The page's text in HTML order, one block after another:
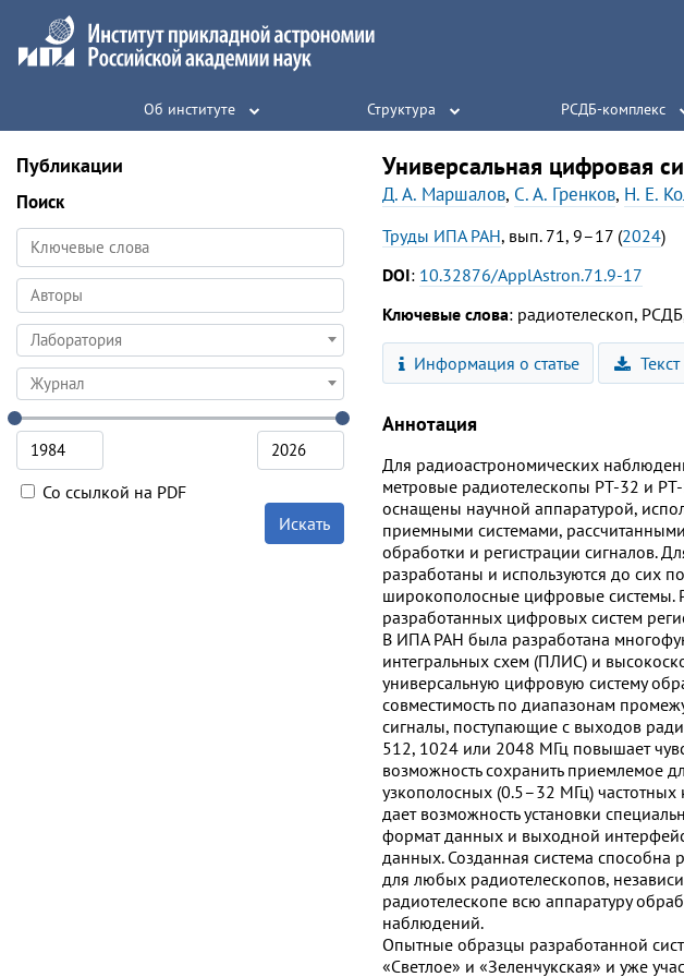
Об институте Структура РСДБ-комплекс
Публикации
Поиск
Лаборатория
Журнал
Со ссылкой на PDF
Искать
Универсальная цифровая
Д. А. Маршалов, С. А. Гренков, Н. Е.
Труды ИПА РАН, вып. 71, 9–17 (2024)
DOI: 10.32876/ApplAstron.71.9-17
Ключевые слова: радиотелескоп,
Информация о статье Текст
Аннотация
Для радиоастрономических
метровые радиотелескопы РТ-32 и
оснащены научной аппаратурой,
приемными системами,
обработки и регистрации сигналов.
разработаны и используются до сих
широкополосные цифровые системы.
разработанных цифровых систем
В ИПА РАН была разработана
интегральных схем (ПЛИС) и
универсальную цифровую систему
совместимость по диапазонам
сигналы, поступающие с выходов
512, 1024 или 2048 МГц повышает
возможность сохранить приемлемое
узкополосных (0.5–32 МГц)
дает возможность установки
формат данных и выходной
данных. Созданная система
для любых радиотелескопов,
радиотелескопе всю аппаратуру
наблюдений.
Опытные образцы разработанной
«Светлое» и «Зеленчукская» и уже